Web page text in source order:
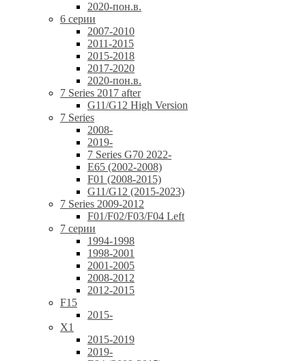
2020-пон.в.
6 серии
2007-2010
2011-2015
2015-2018
2017-2020
2020-пон.в.
7 Series 2017 after
G11/G12 High Version
7 Series
2008-
2019-
7 Series G70 2022-
E65 (2002-2008)
F01 (2008-2015)
G11/G12 (2015-2023)
7 Series 2009-2012
F01/F02/F03/F04 Left
7 серии
1994-1998
1998-2001
2001-2005
2008-2012
2012-2015
F15
2015-
X1
2015-2019
2019-